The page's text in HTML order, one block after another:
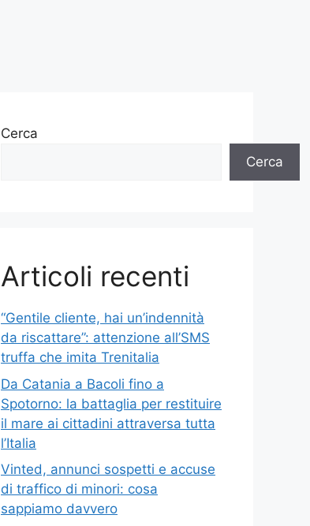
Cerca
Cerca
Articoli recenti
“Gentile cliente, hai un’indennità
da riscattare”: attenzione all’SMS
truffa che imita Trenitalia
Da Catania a Bacoli fino a
Spotorno: la battaglia per restituire
il mare ai cittadini attraversa tutta
l’Italia
Vinted, annunci sospetti e accuse
di traffico di minori: cosa
sappiamo davvero